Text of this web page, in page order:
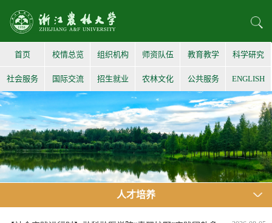
首页 校情总览 组织机构 师资队伍 教育教学 科学研究
社会服务 国际交流 招生就业 农林文化 公共服务 ENGLISH
人才培养